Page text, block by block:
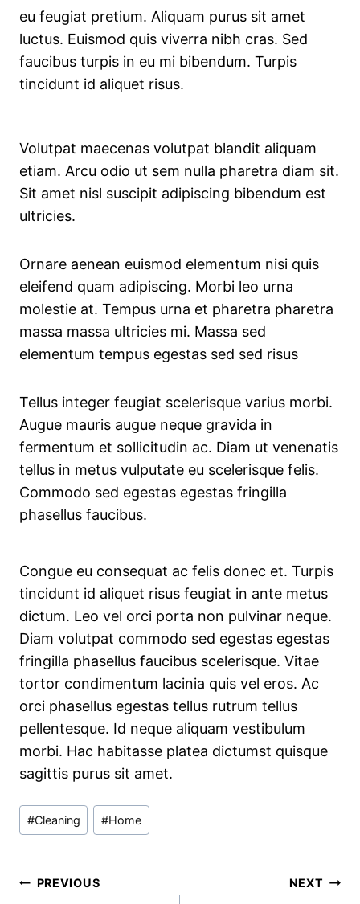
eu feugiat pretium. Aliquam purus sit amet
luctus. Euismod quis viverra nibh cras. Sed
faucibus turpis in eu mi bibendum. Turpis
tincidunt id aliquet risus.
Volutpat maecenas volutpat blandit aliquam
etiam. Arcu odio ut sem nulla pharetra diam sit.
Sit amet nisl suscipit adipiscing bibendum est
ultricies.
Ornare aenean euismod elementum nisi quis
eleifend quam adipiscing. Morbi leo urna
molestie at. Tempus urna et pharetra pharetra
massa massa ultricies mi. Massa sed
elementum tempus egestas sed sed risus
Tellus integer feugiat scelerisque varius morbi.
Augue mauris augue neque gravida in
fermentum et sollicitudin ac. Diam ut venenatis
tellus in metus vulputate eu scelerisque felis.
Commodo sed egestas egestas fringilla
phasellus faucibus.
Congue eu consequat ac felis donec et. Turpis
tincidunt id aliquet risus feugiat in ante metus
dictum. Leo vel orci porta non pulvinar neque.
Diam volutpat commodo sed egestas egestas
fringilla phasellus faucibus scelerisque. Vitae
tortor condimentum lacinia quis vel eros. Ac
orci phasellus egestas tellus rutrum tellus
pellentesque. Id neque aliquam vestibulum
morbi. Hac habitasse platea dictumst quisque
sagittis purus sit amet.
Post
Tags:
#Cleaning #Home
Post
PREVIOUS NEXT